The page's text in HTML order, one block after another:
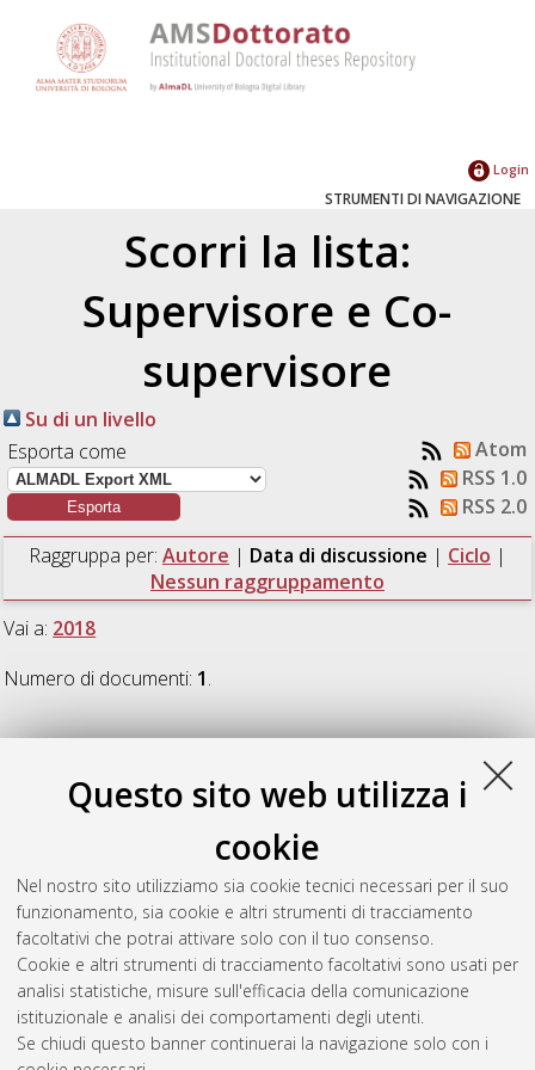
Questo sito web utilizza i
cookie
Nel nostro sito utilizziamo sia cookie tecnici necessari per il suo
funzionamento, sia cookie e altri strumenti di tracciamento
facoltativi che potrai attivare solo con il tuo consenso.
Cookie e altri strumenti di tracciamento facoltativi sono usati per
analisi statistiche, misure sull'efficacia della comunicazione
istituzionale e analisi dei comportamenti degli utenti.
Se chiudi questo banner continuerai la navigazione solo con i
Login
STRUMENTI DI NAVIGAZIONE
Scorri la lista:
Supervisore e Co-
supervisore
Su di un livello
Esporta come
Atom
RSS 1.0
RSS 2.0
Raggruppa per: Autore | Data di discussione | Ciclo |
Nessun raggruppamento
Vai a: 2018
Numero di documenti: 1.
2018
Villani, Susanna(2018) The concept of solidarity within EU
disaster response law: a legal assessment
thesis], Alma Mater Studiorum Università di Bologna.
Dottorato di ricerca inDiritto europeo, 30 Ciclo. DOI
10.6092/unibo/amsdottorato/8421.
Questa lista e' stata generata il Thu Aug 6 20:48:13 2026